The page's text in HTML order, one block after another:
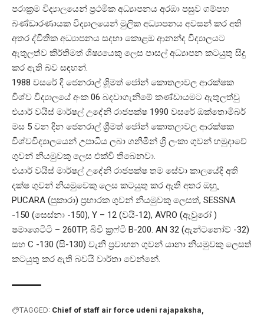
පරාක්‍රම විද්‍යාලයෙන් ප්‍රථමික අධ්‍යාපනය අරඔා පසුව ගම්පහ
බණ්ඩාරණායක විද්‍යාලයෙන් මුලික අධ්‍යාපනය අවසන් කර අති
අතර ද්විතික අධ්‍යාපනය සදහා කොළඔ ආනන්ද විද්‍යාලයට
ඇතුලත්ව කිර්තිමත් ශිෂ්‍යයෙකු ලෙස පාසල් අධ්‍යාපන කටයුතු සිදු
කර ඇති බව සඳහන්.
1988 වසරේ දි ජෙනරාල් ශිූමත් ජෝන් කොතලාවල ආරක්ෂක
විශ්ව විද්‍යාලයේ අංක 06 බදවාගැනි‍මේ කණ්ඩායමට ඇතුලත්වු
එයාර් වයිස් මාර්ෂල් උදේනි රාජපක්ෂ 1990 වසරේ ඔක්තොමිබර්
මස 5 වන දින ජෙනරාල් ශ්‍රීමත් ජෝන් කොතලාවල ආරක්ෂක
විශ්වවිද්‍යාලයෙන් උපාධිය ලබා ගනිමින් ශ්‍රි ලංකා ගුවන් හමුදාවේ
ගුවන් නියමුවකු ලෙස එක්වි තිබෙනවා.
එයාර් වයිස් මාර්ෂල් උදේනි රාජපක්ෂ තම සේවා කාලයේදි අති
දක්ෂ ගුවන් නියමුවෙකු ලෙස කටයුතු කර ඇති අතර ඔහු¸
PUCARA (පුකාරා) ප්‍රහාරක ගුවන් නියමුවකු ලෙසත්, SESSNA
-150 (සෙස්නා -150), Y – 12 (වයි-12), AVRO (ඇවුරෝ )
ෂමාශෙටිටි – 260TP, බිචි ක්‍රෆ්ටි B-200. AN 32 (ඇන්ටනෝව් -32)
සහ C -130 (සි-130) වැනි ප්‍රවාහන ගුවන් යානා නියමුවකු ලෙසත්
කටයුතු කර ඇති බවයි වාර්තා වෙන්නේ.
TAGGED: Chief of staff air force udeni rajapaksha